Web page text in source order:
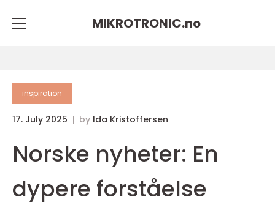
MIKROTRONIC.no
inspiration
17. July 2025 by Ida Kristoffersen
Norske nyheter: En
dypere forståelse